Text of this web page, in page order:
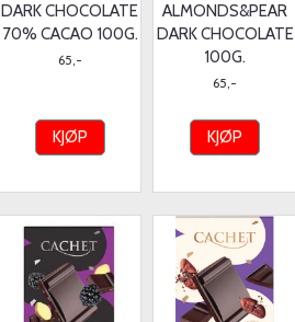
DARK CHOCOLATE
70% CACAO 100G.
65,-
KJØP
ALMONDS&PEAR
DARK CHOCOLATE
100G.
65,-
KJØP